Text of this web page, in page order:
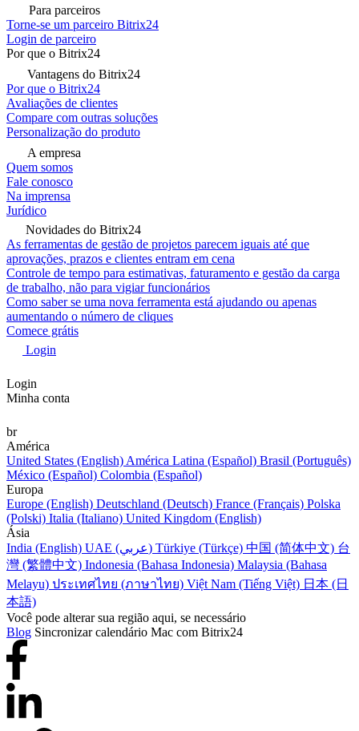
Para parceiros
Torne-se um parceiro Bitrix24
Login de parceiro
Por que o Bitrix24
Vantagens do Bitrix24
Por que o Bitrix24
Avaliações de clientes
Compare com outras soluções
Personalização do produto
A empresa
Quem somos
Fale conosco
Na imprensa
Jurídico
Novidades do Bitrix24
As ferramentas de gestão de projetos parecem iguais até que
aprovações, prazos e clientes entram em cena
Controle de tempo para estimativas, faturamento e gestão da carga
de trabalho, não para vigiar funcionários
Como saber se uma nova ferramenta está ajudando ou apenas
aumentando o número de cliques
Comece grátis
Login
Login
Minha conta
br
América
United States (English) América Latina (Español) Brasil (Português)
México (Español) Colombia (Español)
Europa
Europe (English) Deutschland (Deutsch) France (Français) Polska
(Polski) Italia (Italiano) United Kingdom (English)
Ásia
India (English)
UAE (عربي) Türkiye (Türkçe) 中国 (简体中文) 台
灣 (繁體中文) Indonesia (Bahasa Indonesia) Malaysia (Bahasa
Melayu) ประเทศไทย (ภาษาไทย) Việt Nam (Tiếng Việt) 日本 (日
本語)
Você pode alterar sua região aqui, se necessário
Blog Sincronizar calendário Mac com Bitrix24